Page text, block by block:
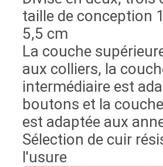
taille de conception
5,5 cm
La couche
aux colliers, la
intermédiaire est
boutons et la
est adaptée aux
Sélection de cuir
l'usure